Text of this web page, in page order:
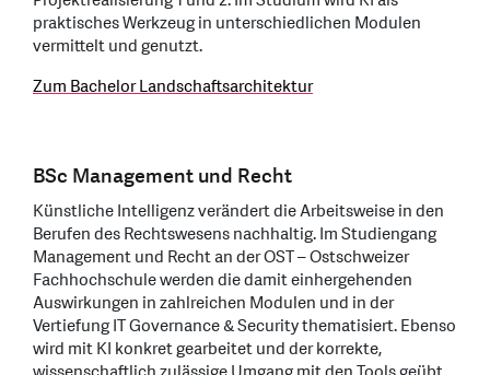
praktisches Werkzeug in unterschiedlichen Modulen
vermittelt und genutzt.
Zum Bachelor Landschaftsarchitektur
BSc Management und Recht
Künstliche Intelligenz verändert die Arbeitsweise in den
Berufen des Rechtswesens nachhaltig. Im Studiengang
Management und Recht an der OST – Ostschweizer
Fachhochschule werden die damit einhergehenden
Auswirkungen in zahlreichen Modulen und in der
Vertiefung IT Governance & Security thematisiert. Ebenso
wird mit KI konkret gearbeitet und der korrekte,